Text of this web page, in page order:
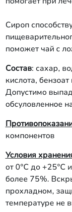
Сироп
поможет чай с
Состав: сахар,
кислота,
Допустимо
обсуловленное
компонентов
Условия
от 0°С до +25°С
более 75%.
прохладном,
температуре не